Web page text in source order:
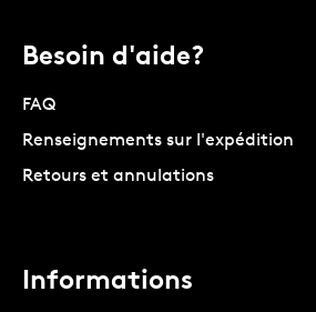
Besoin d'aide?
FAQ
Renseignements sur l'expédition
Retours et annulations
Informations